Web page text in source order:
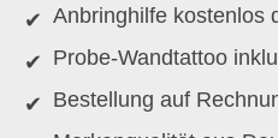
Anbringhilfe kostenlos
Probe-Wandtattoo
Bestellung auf